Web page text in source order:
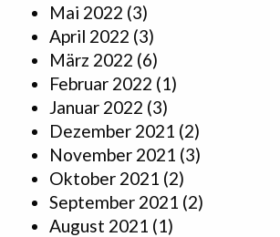
Mai 2022 (3)
April 2022 (3)
März 2022 (6)
Februar 2022 (1)
Januar 2022 (3)
Dezember 2021 (2)
November 2021 (3)
Oktober 2021 (2)
September 2021 (2)
August 2021 (1)